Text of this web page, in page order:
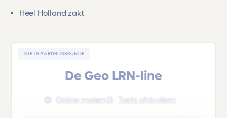
Heel Holland zakt
TOETS AARDRIJKSKUNDE
De Geo LRN-line
Online maken Toets afdrukken